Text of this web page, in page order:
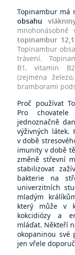
Topinambur má
obsahu
topinambur
Topinambur
trávení.
B1 ,vitamin B2
(zejména železo,
bramborami
Proč používat
Pro
jednoznačně
výživných látek.
v době
imunity v době
změně střevní
stabilizovat
bakterie na
univerzitních
mladým
který může v
kokcidiózy a
mláďat. Někteří
okopaninou své
jen vřele